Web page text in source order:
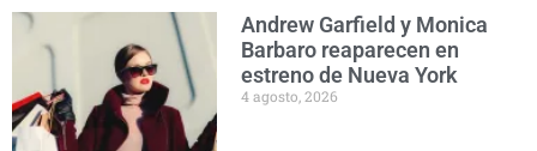
Andrew Garfield y Monica
Barbaro reaparecen en
estreno de Nueva York
4 agosto, 2026